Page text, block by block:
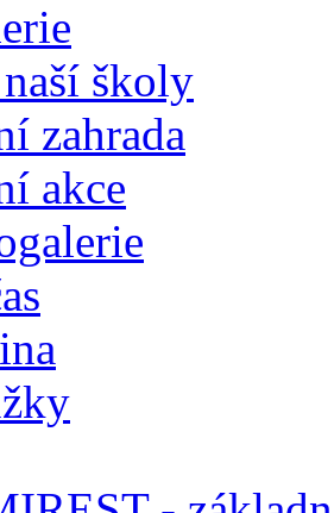
školy
zahrada
akce